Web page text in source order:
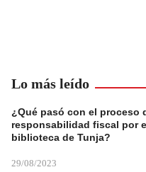
Lo más leído
¿Qué pasó con el proceso
responsabilidad fiscal por
biblioteca de Tunja?
29/08/2023